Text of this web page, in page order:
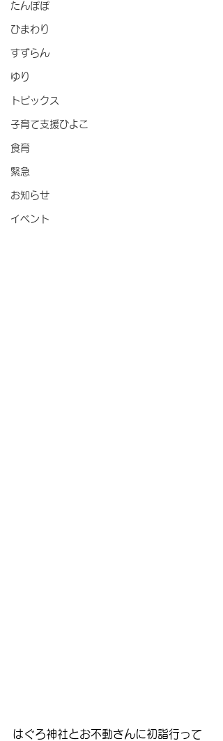
たんぽぽ
ひまわり
すずらん
ゆり
トピックス
子育て支援ひよこ
食育
緊急
お知らせ
イベント
はぐろ神社とお不動さんに初詣行って